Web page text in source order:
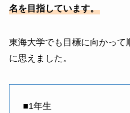
名を目指しています。
東海大学でも目標に向かって
に思えました。
■1年生